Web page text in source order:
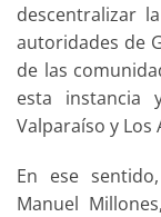
descentralizar
autoridades de
de las
esta instancia
Valparaíso y Los
En ese
Manuel